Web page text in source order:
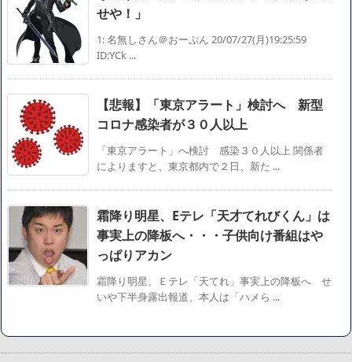
せや！」
1: 名無しさん＠おーぷん 20/07/27(月)19:25:59
ID:YCk ...
【悲報】「東京アラート」検討へ 新型
コロナ感染者が３０人以上
「東京アラート」へ検討 感染３０人以上 関係者
によりますと、東京都内で２日、新た ...
霜降り明星、Eテレ「天才てれびくん」は
事実上の降板へ・・・子供向け番組はや
っぱりアカン
霜降り明星、Ｅテレ「天てれ」事実上の降板へ せ
いや下半身露出報道、本人は「ハメら ...